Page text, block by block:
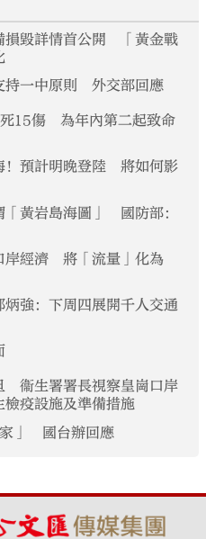
損毀詳情首公開 「黃金戰
持一中原則 外交部回應
15傷 為年內第二起致命
！預計明晚登陸 將如何影
「黃岩島海圖」 國防部：
岸經濟 將「流量」化為
強：下周四展開千人交通
衞生署署長視察皇崗口岸
疫設施及準備措施
家」 國台辦回應